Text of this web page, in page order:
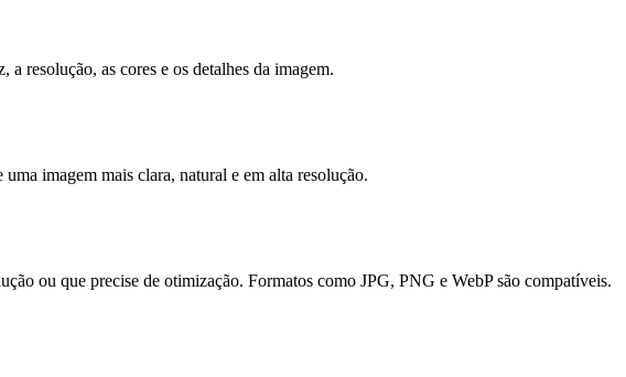
resolução, as cores e os detalhes da imagem.
imagem mais clara, natural e em alta resolução.
ou que precise de otimização. Formatos como JPG, PNG e WebP são compatíveis.